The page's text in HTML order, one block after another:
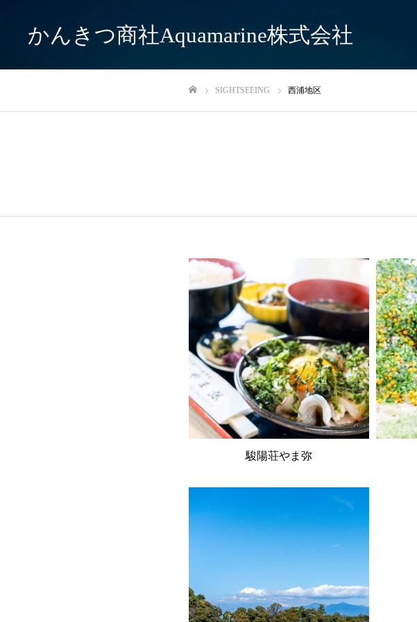
かんきつ商社Aquamarine株式会社
SIGHTSEEING 西浦地区
駿陽荘やま弥